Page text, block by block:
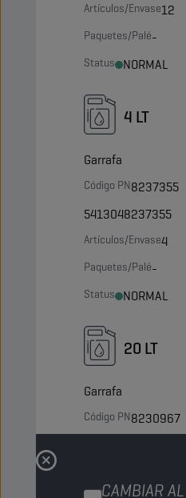
CAMBIAR
Artículos/Envase12
Paquetes/Palé-
Status NORMAL
4 LT
Garrafa
Código PN8237355
5413048237355
Artículos/Envase4
Paquetes/Palé-
Status NORMAL
20 LT
Garrafa
Código PN8230967